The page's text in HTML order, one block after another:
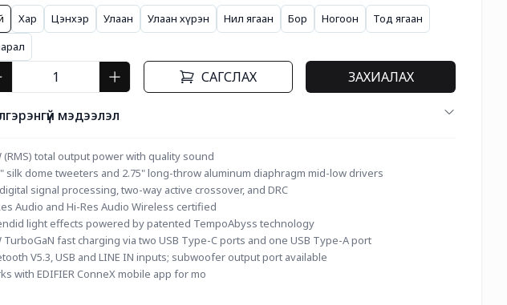
Хар Цэнхэр Улаан Улаан хүрэн Нил ягаан Бор Ногоон
Тод ягаан
САГСЛАХ ЗАХИАЛАХ
мэдээлэл
(RMS) total output power with quality sound
silk dome tweeters and 2.75" long-throw aluminum diaphragm mid-low drivers
signal processing, two-way active crossover, and DRC
Audio and Hi-Res Audio Wireless certified
light effects powered by patented TempoAbyss technology
TurboGaN fast charging via two USB Type-C ports and one USB Type-A port
V5.3, USB and LINE IN inputs; subwoofer output port available
with EDIFIER ConneX mobile app for mo